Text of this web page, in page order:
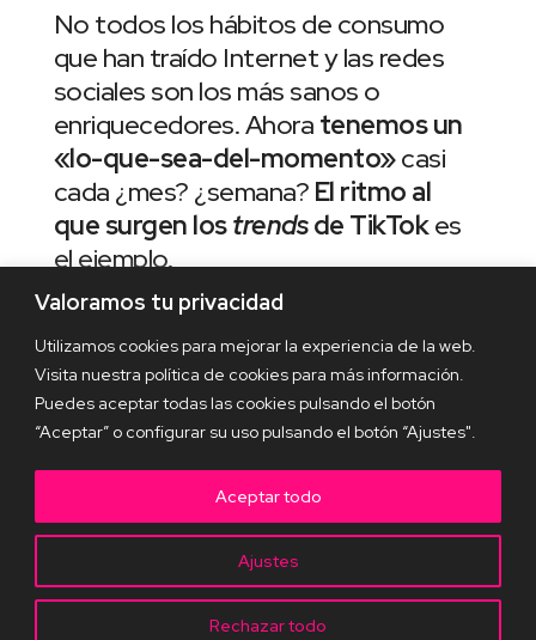
Valoramos tu privacidad
Utilizamos cookies para mejorar la experiencia de la web.
Visita nuestra política de cookies para más información.
Puedes aceptar todas las cookies pulsando el botón
“Aceptar” o configurar su uso pulsando el botón “Ajustes".
Ajustes
Rechazar todo
Aceptar todo
No todos los hábitos de consumo
que han traído Internet y las redes
sociales son los más sanos o
enriquecedores. Ahora tenemos un
«lo-que-sea-del-momento»casi
cada ¿mes? ¿semana? El ritmo al
que surgen lostrendsde TikTokes
el ejemplo.
Puede que elfast, el
elwhatever contental que nos
enfrentamos cada día en cantidades
infinitas sea una nueva normalidad a
la que todavía tenemos que
adaptarnos, pero qué gusto cada
vez que un colega me pregunta en
agosto «¿cuál crees que es la
canción del verano?» y ninguno
tenemos la respuesta.